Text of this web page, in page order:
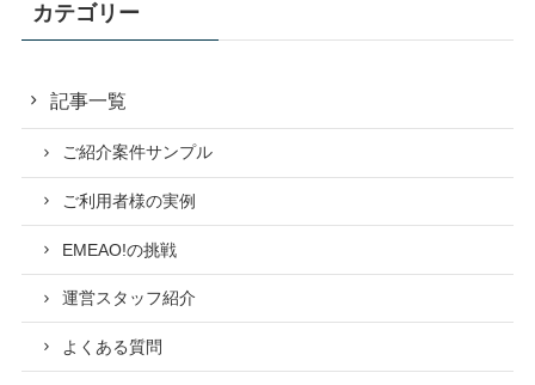
カテゴリー
記事一覧
ご紹介案件サンプル
ご利用者様の実例
EMEAO!の挑戦
運営スタッフ紹介
よくある質問